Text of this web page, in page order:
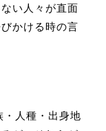
い人々が直面
かける時の言
・人種・出身地